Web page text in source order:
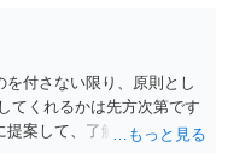
付さない限り、原則とし
てくれるかは先方次第です
提案して、了解してもらえ